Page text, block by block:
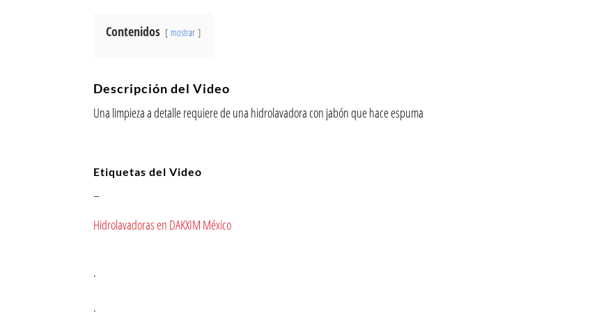
Contenidos mostrar
Descripción del Video
Una limpieza a detalle requiere de una hidrolavadora con jabón que hace espuma
Etiquetas del Video
–
Hidrolavadoras en DAKXIM México
.
.